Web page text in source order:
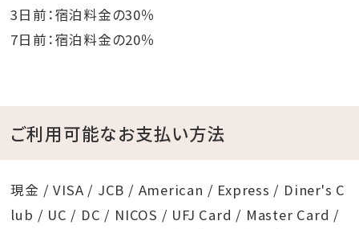
3日前：宿泊料金の30％
7日前：宿泊料金の20％
ご利用可能なお支払い方法
現金 / VISA / JCB / American / Express / Diner's C
lub / UC / DC / NICOS / UFJ Card / Master Card /